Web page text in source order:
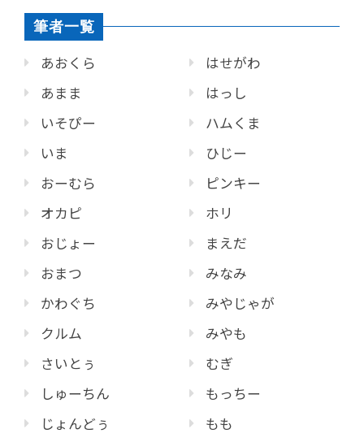
筆者一覧
あおくら
あまま
いそぴー
いま
おーむら
オカピ
おじょー
おまつ
かわぐち
クルム
さいとぅ
しゅーちん
じょんどぅ
はせがわ
はっし
ハムくま
ひじー
ピンキー
ホリ
まえだ
みなみ
みやじゃが
みやも
むぎ
もっちー
もも